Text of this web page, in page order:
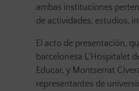
ambas instituciones
de actividades, estudios,
El acto de presentación,
barcelonesa L’Hospitalet
Educar, y Montserrat
representantes de